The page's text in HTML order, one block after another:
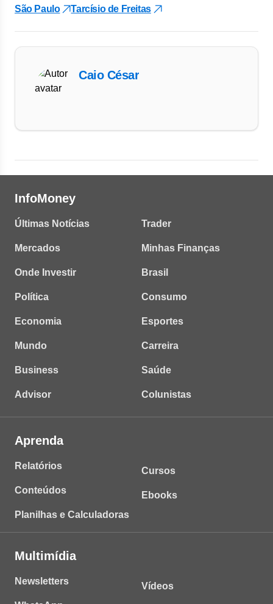
São Paulo
Tarcísio de Freitas
Caio César
InfoMoney
Últimas Notícias
Mercados
Onde Investir
Política
Economia
Mundo
Business
Advisor
Trader
Minhas Finanças
Brasil
Consumo
Esportes
Carreira
Saúde
Colunistas
Aprenda
Relatórios
Conteúdos
Planilhas e Calculadoras
Cursos
Ebooks
Multimídia
Newsletters Vídeos